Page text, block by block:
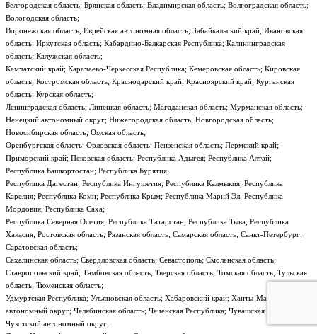
Белгородская область; Брянская область; Владимирская область; Волгоградская область;
Вологодская область;
Воронежская область; Еврейская автономная область; Забайкальский край; Ивановская
область; Иркутская область; Кабардино-Балкарская Республика; Калининградская
область; Калужская область;
Камчатский край; Карачаево-Черкесская Республика; Кемеровская область; Кировская
область; Костромская область; Краснодарский край; Красноярский край; Курганская
область; Курская область;
Ленинградская область; Липецкая область; Магаданская область; Мурманская область;
Ненецкий автономный округ; Нижегородская область; Новгородская область;
Новосибирская область; Омская область;
Оренбургская область; Орловская область; Пензенская область; Пермский край;
Приморский край; Псковская область; Республика Адыгея; Республика Алтай;
Республика Башкортостан; Республика Бурятия;
Республика Дагестан; Республика Ингушетия; Республика Калмыкия; Республика
Карелия; Республика Коми; Республика Крым; Республика Марий Эл; Республика
Мордовия; Республика Саха;
Республика Северная Осетия; Республика Татарстан; Республика Тыва; Республика
Хакасия; Ростовская область; Рязанская область; Самарская область; Санкт-Петербург;
Саратовская область;
Сахалинская область; Свердловская область; Севастополь; Смоленская область;
Ставропольский край; Тамбовская область; Тверская область; Томская область; Тульская
область; Тюменская область;
Удмуртская Республика; Ульяновская область; Хабаровский край; Ханты-Мансийский
автономный округ; Челябинская область; Чеченская Республика; Чувашская Республика;
Чукотский автономный округ;